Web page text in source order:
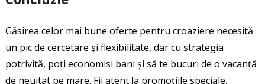
Găsirea celor mai bune oferte pentru croaziere necesită
un pic de cercetare și flexibilitate, dar cu strategia
potrivită, poți economisi bani și să te bucuri de o vacanță
de neuitat pe mare. Fii atent la promoțiile speciale,